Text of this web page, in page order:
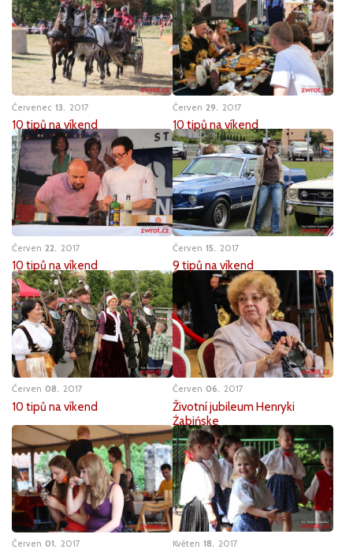
Červenec 13 2017
10 tipů na víkend
Červen 29 2017
10 tipů na víkend
Červen 22 2017
10 tipů na víkend
Červen 15 2017
9 tipů na víkend
Červen 08 2017
10 tipů na víkend
Červen 06 2017
Životní jubileum Henryki
Żabińske
Červen 01 2017 Květen 18 2017